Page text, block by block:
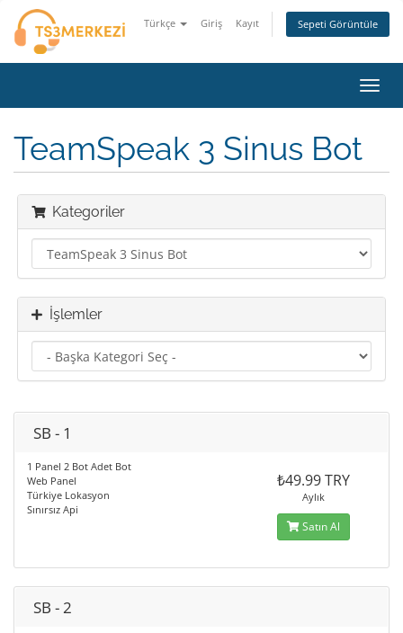
Türkçe Giriş Kayıt Sepeti Görüntüle
TeamSpeak 3 Sinus Bot
Kategoriler
İşlemler
SB - 1
1 Panel 2 Bot Adet Bot
Web Panel
Türkiye Lokasyon
Sınırsız Api
₺49.99 TRY
Aylık
Satın Al
SB - 2